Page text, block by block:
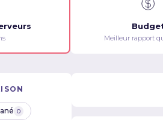
Meilleur rapport
0